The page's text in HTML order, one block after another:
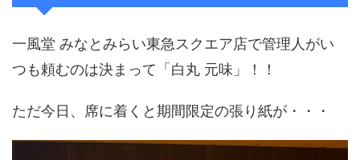
一風堂 みなとみらい東急スクエア店で管理人がい
つも頼むのは決まって「白丸 元味」！！
ただ今日、席に着くと期間限定の張り紙が・・・